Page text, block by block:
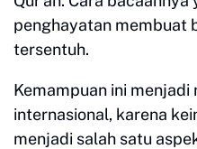
penghayatan membuat
tersentuh.
Kemampuan ini
internasional, karena
menjadi salah satu